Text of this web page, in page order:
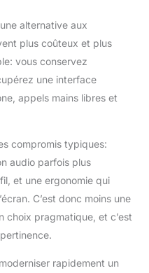
par une
de 2 ans
alternative aux
plus coûteux et plus
vous conservez
une interface
appels mains libres et
compromis typiques:
audio parfois plus
et une ergonomie qui
C’est donc moins une
choix pragmatique, et c’est
rapidement un